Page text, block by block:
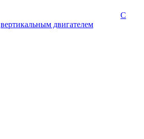
С
вертикальным двигателем